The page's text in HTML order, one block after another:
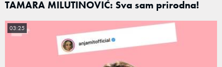
TAMARA MILUTINOVIĆ: Sva sam prirodna!
03:25